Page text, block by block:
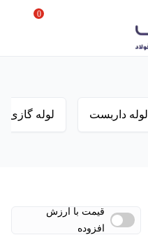
0
لوله داربست لوله گازی
قیمت با ارزش
افزوده